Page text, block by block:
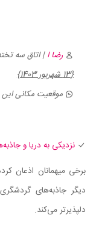
رضا ا| اتاق سه
{13 شهریور 1403}
موقعیت مکانی
نزدیکی به دریا و
برخی میهمانان اذعان
دیگر جاذبه‌های
دلپذیرتر می‌کند.